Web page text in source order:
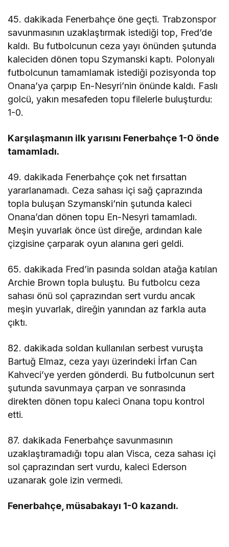
45. dakikada Fenerbahçe öne geçti. Trabzonspor
savunmasının uzaklaştırmak istediği top, Fred’de
kaldı. Bu futbolcunun ceza yayı önünden şutunda
kaleciden dönen topu Szymanski kaptı. Polonyalı
futbolcunun tamamlamak istediği pozisyonda top
Onana’ya çarpıp En-Nesyri’nin önünde kaldı. Faslı
golcü, yakın mesafeden topu filelerle buluşturdu:
1-0.
Karşılaşmanın ilk yarısını Fenerbahçe 1-0 önde
tamamladı.
49. dakikada Fenerbahçe çok net fırsattan
yararlanamadı. Ceza sahası içi sağ çaprazında
topla buluşan Szymanski’nin şutunda kaleci
Onana’dan dönen topu En-Nesyri tamamladı.
Meşin yuvarlak önce üst direğe, ardından kale
çizgisine çarparak oyun alanına geri geldi.
65. dakikada Fred’in pasında soldan atağa katılan
Archie Brown topla buluştu. Bu futbolcu ceza
sahası önü sol çaprazından sert vurdu ancak
meşin yuvarlak, direğin yanından az farkla auta
çıktı.
82. dakikada soldan kullanılan serbest vuruşta
Bartuğ Elmaz, ceza yayı üzerindeki İrfan Can
Kahveci’ye yerden gönderdi. Bu futbolcunun sert
şutunda savunmaya çarpan ve sonrasında
direkten dönen topu kaleci Onana topu kontrol
etti.
87. dakikada Fenerbahçe savunmasının
uzaklaştıramadığı topu alan Visca, ceza sahası içi
sol çaprazından sert vurdu, kaleci Ederson
uzanarak gole izin vermedi.
Fenerbahçe, müsabakayı 1-0 kazandı.